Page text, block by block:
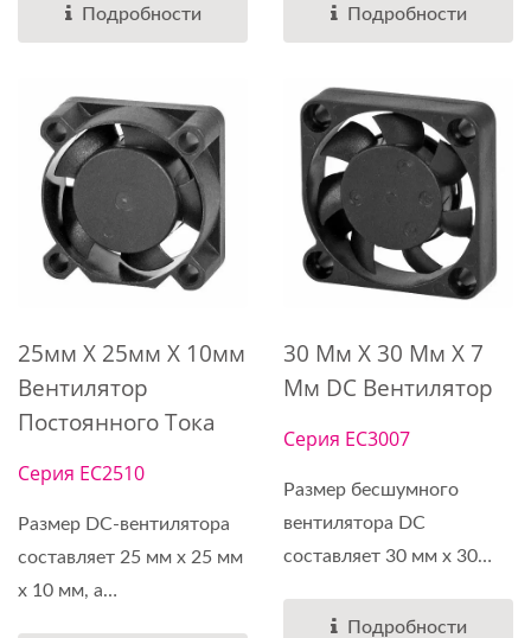
Подробности Подробности
25мм X 25мм X 10мм
Вентилятор
Постоянного Тока
Серия EC2510
Размер DC-вентилятора
составляет 25 мм x 25 мм
x 10 мм, а
30 Мм X 30 Мм X 7
Мм DC Вентилятор
Серия EC3007
Размер бесшумного
вентилятора DC
составляет 30 мм x 30
Подробности